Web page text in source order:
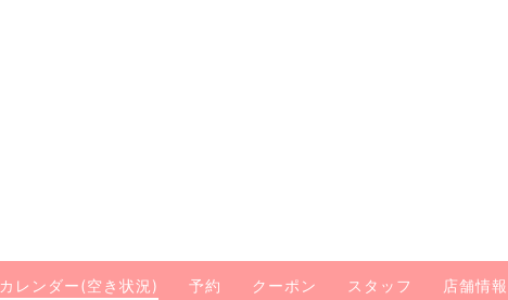
カレンダー(空き状況) 予約 クーポン スタッフ 店舗情報